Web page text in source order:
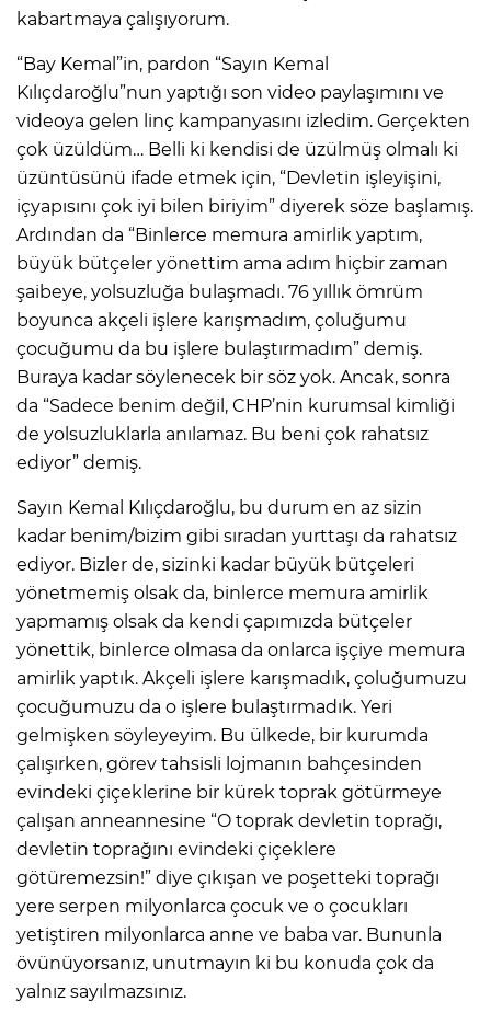
kabartmaya çalışıyorum.
“Bay Kemal”in, pardon “Sayın Kemal
Kılıçdaroğlu”nun yaptığı son video paylaşımını ve
videoya gelen linç kampanyasını izledim. Gerçekten
çok üzüldüm… Belli ki kendisi de üzülmüş olmalı ki
üzüntüsünü ifade etmek için, “Devletin işleyişini,
içyapısını çok iyi bilen biriyim” diyerek söze başlamış.
Ardından da “Binlerce memura amirlik yaptım,
büyük bütçeler yönettim ama adım hiçbir zaman
şaibeye, yolsuzluğa bulaşmadı. 76 yıllık ömrüm
boyunca akçeli işlere karışmadım, çoluğumu
çocuğumu da bu işlere bulaştırmadım” demiş.
Buraya kadar söylenecek bir söz yok. Ancak, sonra
da “Sadece benim değil, CHP’nin kurumsal kimliği
de yolsuzluklarla anılamaz. Bu beni çok rahatsız
ediyor” demiş.
Sayın Kemal Kılıçdaroğlu, bu durum en az sizin
kadar benim/bizim gibi sıradan yurttaşı da rahatsız
ediyor. Bizler de, sizinki kadar büyük bütçeleri
yönetmemiş olsak da, binlerce memura amirlik
yapmamış olsak da kendi çapımızda bütçeler
yönettik, binlerce olmasa da onlarca işçiye memura
amirlik yaptık. Akçeli işlere karışmadık, çoluğumuzu
çocuğumuzu da o işlere bulaştırmadık. Yeri
gelmişken söyleyeyim. Bu ülkede, bir kurumda
çalışırken, görev tahsisli lojmanın bahçesinden
evindeki çiçeklerine bir kürek toprak götürmeye
çalışan anneannesine “O toprak devletin toprağı,
devletin toprağını evindeki çiçeklere
götüremezsin!” diye çıkışan ve poşetteki toprağı
yere serpen milyonlarca çocuk ve o çocukları
yetiştiren milyonlarca anne ve baba var. Bununla
övünüyorsanız, unutmayın ki bu konuda çok da
yalnız sayılmazsınız.